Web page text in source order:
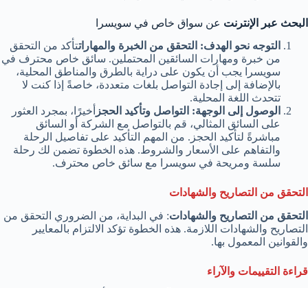
البحث عبر الإنترنت عن سواق خاص في سويسرا
التوجه نحو الهدف: التحقق من الخبرة والمهاراتتأكد من التحقق
من خبرة ومهارات السائقين المحتملين. سائق خاص محترف في
سويسرا يجب أن يكون على دراية بالطرق والمناطق المحلية،
بالإضافة إلى إجادة التواصل بلغات متعددة، خاصةً إذا كنت لا
تتحدث اللغة المحلية.
الوصول إلى الوجهة: التواصل وتأكيد الحجز أخيرًا، بمجرد العثور
على السائق المثالي، قم بالتواصل مع الشركة أو السائق
مباشرةً لتأكيد الحجز. من المهم التأكيد على تفاصيل الرحلة
والتفاهم على الأسعار والشروط. هذه الخطوة تضمن لك رحلة
سلسة ومريحة في سويسرا مع سائق خاص محترف.
التحقق من التصاريح والشهادات
التحقق من التصاريح والشهادات: في البداية، من الضروري التحقق من
التصاريح والشهادات اللازمة. هذه الخطوة تؤكد الالتزام بالمعايير
والقوانين المعمول بها.
قراءة التقييمات والآراء